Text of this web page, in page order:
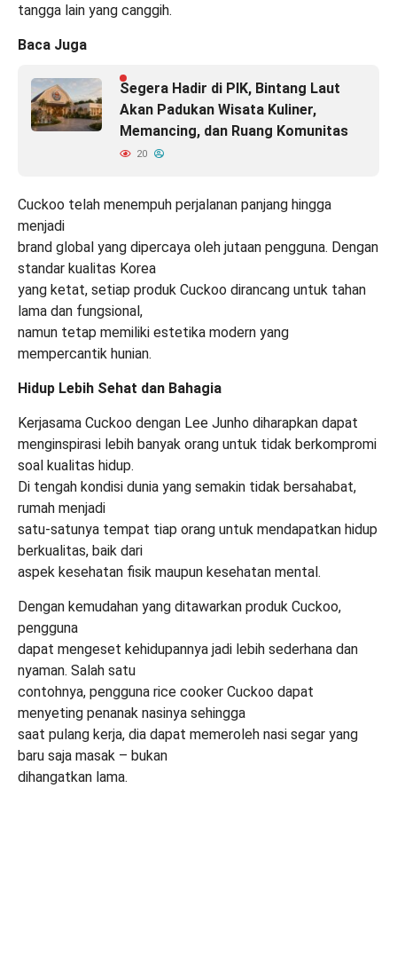
tangga lain yang canggih.
Baca Juga
Segera Hadir di PIK, Bintang Laut
Akan Padukan Wisata Kuliner,
Memancing, dan Ruang Komunitas
20
Cuckoo telah menempuh perjalanan panjang hingga
menjadi
brand global yang dipercaya oleh jutaan pengguna. Dengan
standar kualitas Korea
yang ketat, setiap produk Cuckoo dirancang untuk tahan
lama dan fungsional,
namun tetap memiliki estetika modern yang
mempercantik hunian.
Hidup Lebih Sehat dan Bahagia
Kerjasama Cuckoo dengan Lee Junho diharapkan dapat
menginspirasi lebih banyak orang untuk tidak berkompromi
soal kualitas hidup.
Di tengah kondisi dunia yang semakin tidak bersahabat,
rumah menjadi
satu-satunya tempat tiap orang untuk mendapatkan hidup
berkualitas, baik dari
aspek kesehatan fisik maupun kesehatan mental.
Dengan kemudahan yang ditawarkan produk Cuckoo,
pengguna
dapat mengeset kehidupannya jadi lebih sederhana dan
nyaman. Salah satu
contohnya, pengguna rice cooker Cuckoo dapat
menyeting penanak nasinya sehingga
saat pulang kerja, dia dapat memeroleh nasi segar yang
baru saja masak – bukan
dihangatkan lama.